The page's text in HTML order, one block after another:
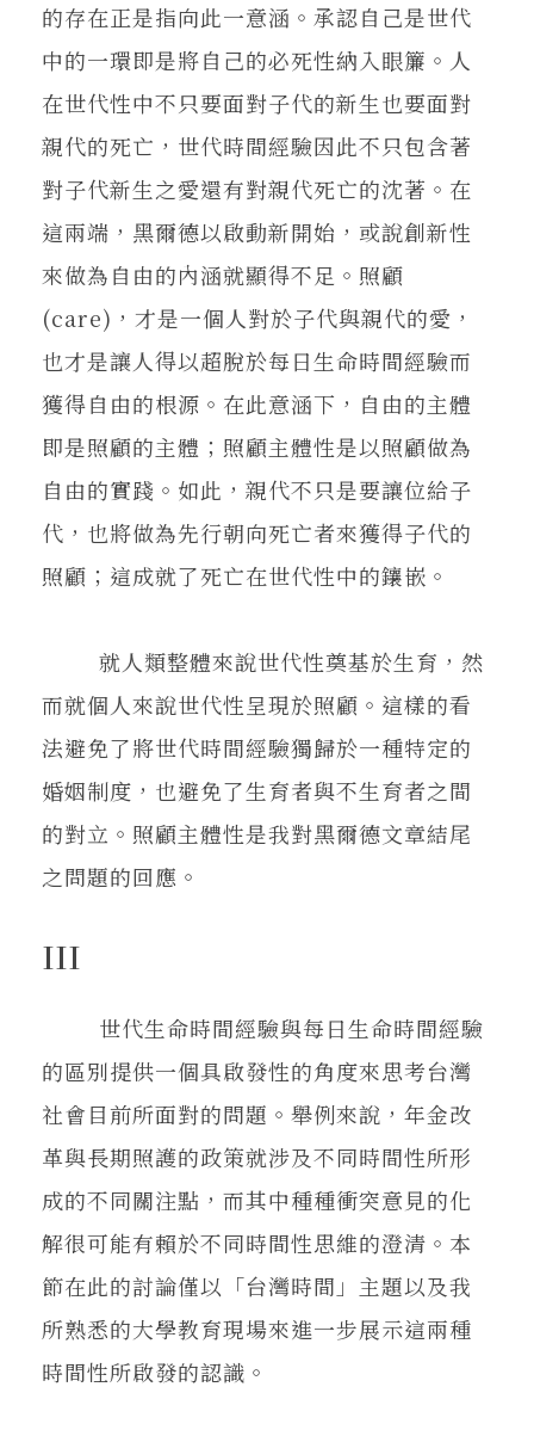
的存在正是指向此一意涵。承認自己是世代
中的一環即是將自己的必死性納入眼簾。人
在世代性中不只要面對子代的新生也要面對
親代的死亡，世代時間經驗因此不只包含著
對子代新生之愛還有對親代死亡的沈著。在
這兩端，黑爾德以啟動新開始，或說創新性
來做為自由的內涵就顯得不足。照顧
(care)，才是一個人對於子代與親代的愛，
也才是讓人得以超脫於每日生命時間經驗而
獲得自由的根源。在此意涵下，自由的主體
即是照顧的主體；照顧主體性是以照顧做為
自由的實踐。如此，親代不只是要讓位給子
代，也將做為先行朝向死亡者來獲得子代的
照顧；這成就了死亡在世代性中的鑲嵌。
就人類整體來說世代性奠基於生育，然
而就個人來說世代性呈現於照顧。這樣的看
法避免了將世代時間經驗獨歸於一種特定的
婚姻制度，也避免了生育者與不生育者之間
的對立。照顧主體性是我對黑爾德文章結尾
之問題的回應。
III
世代生命時間經驗與每日生命時間經驗
的區別提供一個具啟發性的角度來思考台灣
社會目前所面對的問題。舉例來說，年金改
革與長期照護的政策就涉及不同時間性所形
成的不同關注點，而其中種種衝突意見的化
解很可能有賴於不同時間性思維的澄清。本
節在此的討論僅以「台灣時間」主題以及我
所熟悉的大學教育現場來進一步展示這兩種
時間性所啟發的認識。